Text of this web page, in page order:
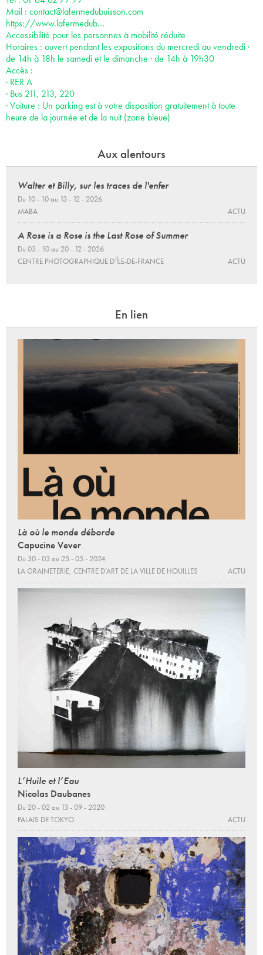
Mail : contact@lafermedubuisson.com
https://www.lafermedub…
Accessibilité pour les personnes à mobilité réduite
Horaires : ouvert pendant les expositions du mercredi au vendredi ·
de 14h à 18h le samedi et le dimanche · de 14h à 19h30
Accès :
· RER A
· Bus 211, 213, 220
· Voiture : Un parking est à votre disposition gratuitement à toute
heure de la journée et de la nuit (zone bleue)
Aux alentours
Walter et Billy, sur les traces de l'enfer
Du 10 - 10 au 13 - 12 - 2026
MABA
ACTU
A Rose is a Rose is the Last Rose of Summer
Du 03 - 10 au 20 - 12 - 2026
CENTRE PHOTOGRAPHIQUE D’ÎLE-DE-FRANCE
ACTU
En lien
Là où le monde déborde
Capucine Vever
Du 30 - 03 au 25 - 05 - 2024
LA GRAINETERIE, CENTRE D’ART DE LA VILLE DE HOUILLES
ACTU
L’Huile et l’Eau
Nicolas Daubanes
Du 20 - 02 au 13 - 09 - 2020
PALAIS DE TOKYO
ACTU